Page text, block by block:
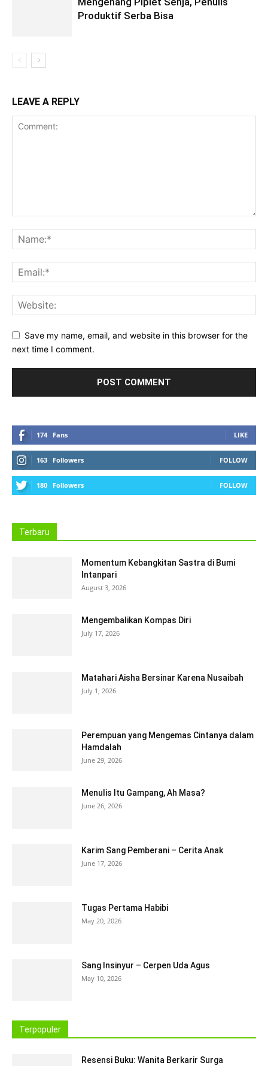
Produktif Serba Bisa
LEAVE A REPLY
Save my name, email, and website in this browser for the
next time I comment.
174 Fans LIKE
163 Followers FOLLOW
180 Followers FOLLOW
Terbaru
Momentum Kebangkitan Sastra di Bumi
Intanpari
August 3, 2026
Mengembalikan Kompas Diri
July 17, 2026
Matahari Aisha Bersinar Karena Nusaibah
July 1, 2026
Perempuan yang Mengemas Cintanya dalam
Hamdalah
June 29, 2026
Menulis Itu Gampang, Ah Masa?
June 26, 2026
Karim Sang Pemberani – Cerita Anak
June 17, 2026
Tugas Pertama Habibi
May 20, 2026
Sang Insinyur – Cerpen Uda Agus
May 10, 2026
Terpopuler
Resensi Buku: Wanita Berkarir Surga